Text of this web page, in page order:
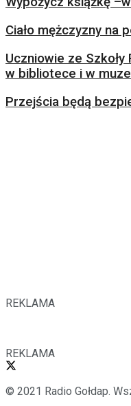
Ciało mężczyzny na
Uczniowie ze
w bibliotece i w
Przejścia będą
REKLAMA
REKLAMA
© 2021 Radio Gołdap.